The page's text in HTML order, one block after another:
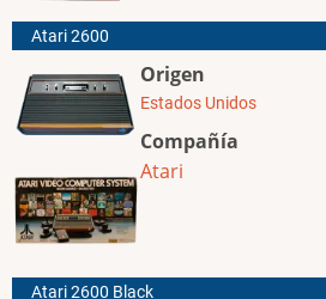
Atari 2600
Origen
Estados Unidos
Compañía
Atari
Atari 2600 Black